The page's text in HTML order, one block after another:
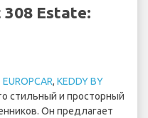
Estate:
EUROPCAR, KEDDY BY
стильный и просторный
Он предлагает